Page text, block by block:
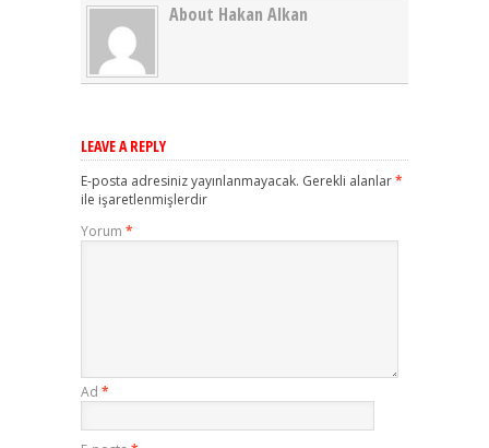
About Hakan Alkan
LEAVE A REPLY
E-posta adresiniz yayınlanmayacak. Gerekli alanlar*
ile işaretlenmişlerdir
Yorum *
Ad *